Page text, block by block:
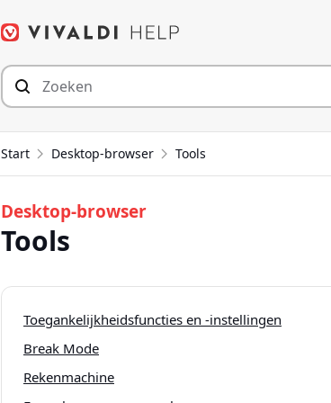
Start Desktop-browser Tools
Desktop-browser
Tools
Toegankelijkheidsfuncties en -instellingen
Break Mode
Rekenmachine